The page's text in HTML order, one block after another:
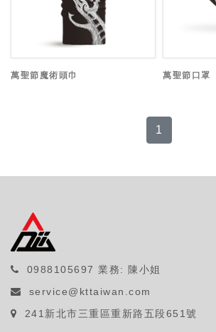
萬聖節魔術頭巾 萬聖節口罩
1
0988105697 業務: 陳小姐
service@kttaiwan.com
241新北市三重區重新路五段651號